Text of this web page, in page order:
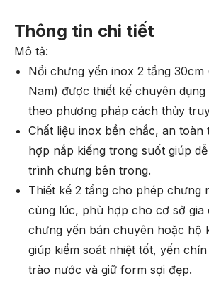
Thông tin chi tiết
Mô tả:
Nồi chưng yến inox 2 tầng 30cm
Nam) được thiết kế chuyên
theo phương pháp cách thủy
Chất liệu inox bền chắc, an toàn
hợp nắp kiếng trong suốt giúp
trình chưng bên trong.
Thiết kế 2 tầng cho phép chưng
cùng lúc, phù hợp cho cơ sở gia
chưng yến bán chuyên hoặc hộ
giúp kiểm soát nhiệt tốt, yến
trào nước và giữ form sợi đẹp.